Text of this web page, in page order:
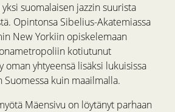
yksi suomalaisen jazzin suurista
Opintonsa Sibelius-Akatemiassa
New Yorkiin opiskelemaan
kotiutunut
oman yhtyeensä lisäksi lukuisissa
kuin maailmalla.
Mäensivu on löytänyt parhaan